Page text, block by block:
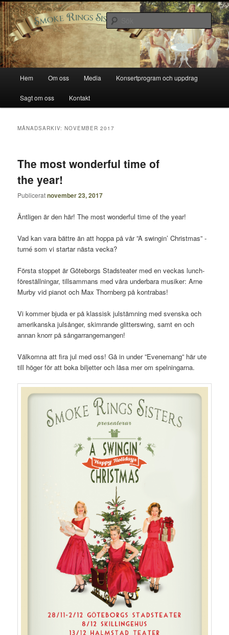
Hoppa
till
primärt
innehåll
Hoppa
till
sekundärt
innehållSmoke Rings Sisters
Smoke Rings Sisters
Sök
Hem Om oss Media Konsertprogram och uppdrag
Sagt om oss Kontakt
MÅNADSARKIV:NOVEMBER 2017
The most wonderful time of
the year!
Publiceratnovember 23, 2017
Äntligen är den här! The most wonderful time of the year!
Vad kan vara bättre än att hoppa på vår ”A swingin’ Christmas” -
turné som vi startar nästa vecka?
Första stoppet är Göteborgs Stadsteater med en veckas lunch-
föreställningar, tillsammans med våra underbara musiker: Arne
Murby vid pianot och Max Thornberg på kontrabas!
Vi kommer bjuda er på klassisk julstämning med svenska och
amerikanska julsånger, skimrande glitterswing, samt en och
annan knorr på sångarrangemangen!
Välkomna att fira jul med oss! Gå in under ”Evenemang” här ute
till höger för att boka biljetter och läsa mer om spelningarna.